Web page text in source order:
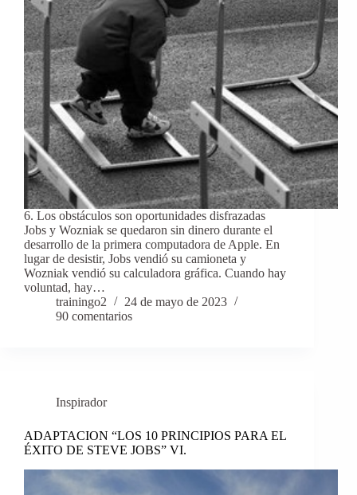
6. Los obstáculos son oportunidades disfrazadas
Jobs y Wozniak se quedaron sin dinero durante el
desarrollo de la primera computadora de Apple. En
lugar de desistir, Jobs vendió su camioneta y
Wozniak vendió su calculadora gráfica. Cuando hay
voluntad, hay…
trainingo2
24 de mayo de 2023
90 comentarios
Inspirador
ADAPTACION “LOS 10 PRINCIPIOS PARA EL
ÉXITO DE STEVE JOBS” VI.